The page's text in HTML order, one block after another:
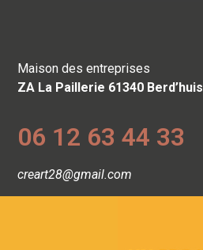
Maison des entreprises
ZA La Paillerie 61340 Berd’huis
06 12 63 44 33
creart28@gmail.com